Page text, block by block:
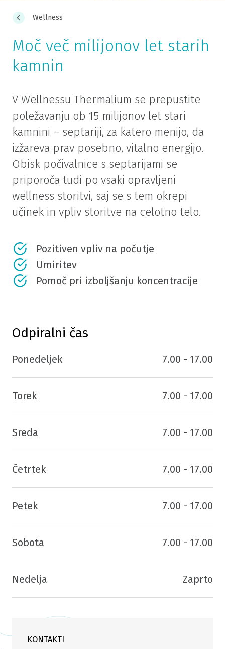
Wellness
Moč več milijonov let starih
kamnin
V Wellnessu Thermalium se prepustite
poležavanju ob 15 milijonov let stari
kamnini – septariji, za katero menijo, da
izžareva prav posebno, vitalno energijo.
Obisk počivalnice s septarijami se
priporoča tudi po vsaki opravljeni
wellness storitvi, saj se s tem okrepi
učinek in vpliv storitve na celotno telo.
Pozitiven vpliv na počutje
Umiritev
Pomoč pri izboljšanju koncentracije
Odpiralni čas
Ponedeljek 7.00 - 17.00
Torek 7.00 - 17.00
Sreda 7.00 - 17.00
Četrtek 7.00 - 17.00
Petek 7.00 - 17.00
Sobota 7.00 - 17.00
Nedelja Zaprto
KONTAKTI